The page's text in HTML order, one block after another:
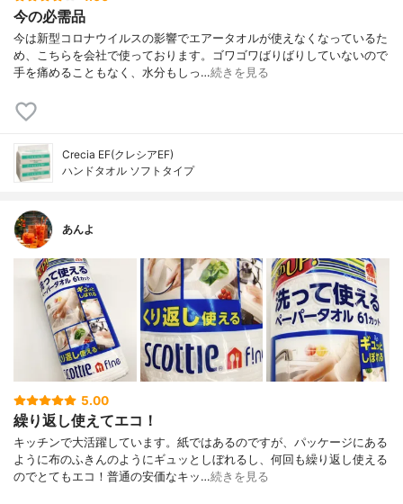
今の必需品
今は新型コロナウイルスの影響でエアータオルが使えなくなっているた
め、こちらを会社で使っております。ゴワゴワばりばりしていないので
手を痛めることもなく、水分もしっ…続きを見る
Crecia EF(クレシアEF)
ハンドタオル ソフトタイプ
あんよ
5.00
繰り返し使えてエコ！
キッチンで大活躍しています。紙ではあるのですが、パッケージにある
ように布のふきんのようにギュッとしぼれるし、何回も繰り返し使える
のでとてもエコ！普通の安価なキッ…続きを見る